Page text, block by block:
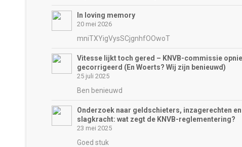
In loving memory
20 mei 2026
mniTXYigVysSCjgnhfOOwoT
Vitesse lijkt toch gered – KNVB-commissie
gecorrigeerd (En Woerts? Wij zijn benieuwd)
25 juli 2025
Ben benieuwd
Onderzoek naar geldschieters, inzagerechten
slagkracht: wat zegt de KNVB-reglementering?
23 mei 2025
Goed stuk